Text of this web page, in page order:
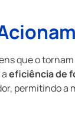
que o
eficiência de
permitindo a